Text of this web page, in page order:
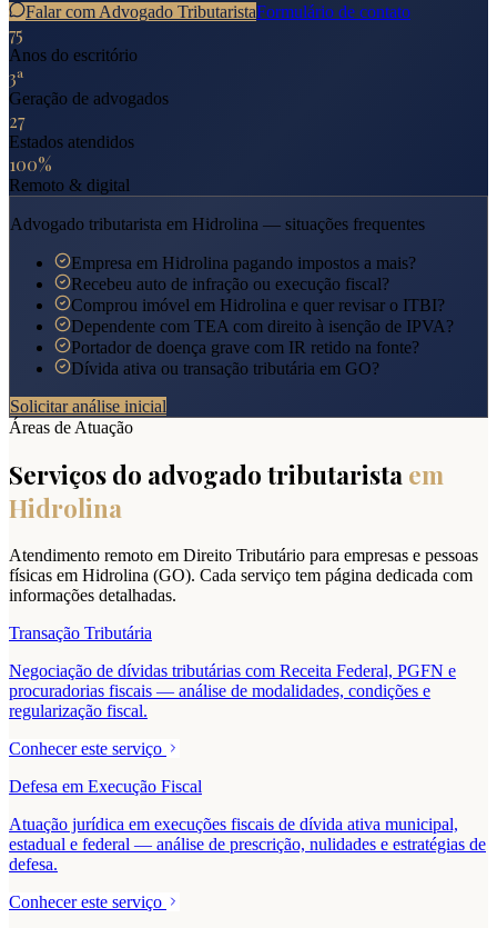
Falar com Advogado TributaristaFormulário de contato
75
Anos do escritório
3ª
Geração de advogados
27
Estados atendidos
100%
Remoto & digital
Advogado tributarista em Hidrolina — situações frequentes
Empresa em Hidrolina pagando impostos a mais?
Recebeu auto de infração ou execução fiscal?
Comprou imóvel em Hidrolina e quer revisar o ITBI?
Dependente com TEA com direito à isenção de IPVA?
Portador de doença grave com IR retido na fonte?
Dívida ativa ou transação tributária em GO?
Solicitar análise inicial
Áreas de Atuação
Serviços do advogado tributarista em
Hidrolina
Atendimento remoto em Direito Tributário para empresas e pessoas
físicas em Hidrolina (GO). Cada serviço tem página dedicada com
informações detalhadas.
Transação Tributária
Negociação de dívidas tributárias com Receita Federal, PGFN e
procuradorias fiscais — análise de modalidades, condições e
regularização fiscal.
Conhecer este serviço
Defesa em Execução Fiscal
Atuação jurídica em execuções fiscais de dívida ativa municipal,
estadual e federal — análise de prescrição, nulidades e estratégias de
defesa.
Conhecer este serviço